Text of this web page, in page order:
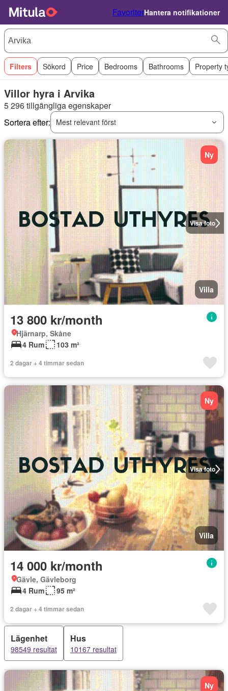
FavoriterHantera notifikationer
Filters Sökord Price Bedrooms Bathrooms Property
Villor hyra i Arvika
5 296 tillgängliga egenskaper
Sortera efter:
Mest relevant först
Visa foto
Ny
Villa
13 800 kr/month
Hjärnarp, Skåne
4 Rum
103 m²
2 dagar + 4 timmar sedan
Visa foto
Ny
Villa
14 000 kr/month
Gävle, Gävleborg
4 Rum
95 m²
2 dagar + 4 timmar sedan
Lägenhet
98549 resultat
Hus
10167 resultat
Ny